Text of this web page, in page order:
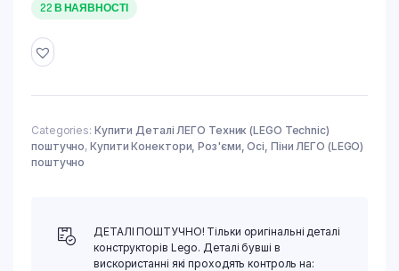
22 В НАЯВНОСТІ
Categories: Купити Деталі ЛЕГО Техник (LEGO Technic)
поштучно,Купити Конектори, Роз'єми, Осі, Піни ЛЕГО (LEGO)
поштучно
ДЕТАЛІ ПОШТУЧНО! Тільки оригінальні деталі
конструкторів Lego. Деталі бувші в
вискористанні які проходять контроль на: